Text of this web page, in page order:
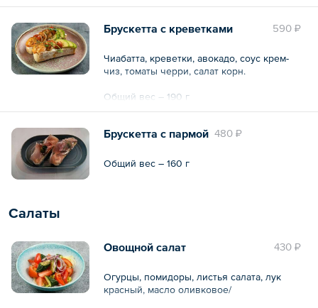
Общий вес – 160 г
590 ₽
Брускетта с креветками
Чиабатта, креветки, авокадо, соус крем-
чиз, томаты черри, салат корн.
Общий вес – 190 г
480 ₽
Брускетта с пармой
Общий вес – 160 г
Салаты
430 ₽
Овощной салат
Огурцы, помидоры, листья салата, лук
красный, масло оливковое/